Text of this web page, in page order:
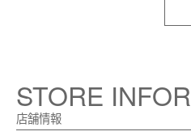
STORE
店舗情報